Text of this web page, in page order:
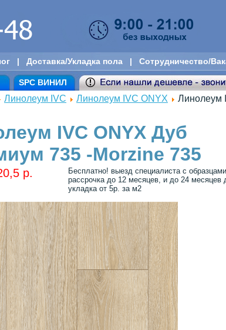
| Доставка/Укладка пола | Сотрудничество/
SPC ВИНИЛ
Линолеум IVC Линолеум IVC ONYX
Линолеум
IVC ONYX Дуб
735 -Morzine 735
Бесплатно! выезд специалиста с
рассрочка до 12 месяцев, и до 24 месяцев
укладка от 5р. за м2
p.